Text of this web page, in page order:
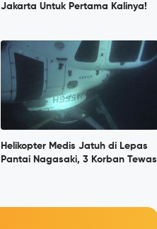
Jakarta Untuk Pertama Kalinya!
Helikopter Medis Jatuh di Lepas
Pantai Nagasaki, 3 Korban Tewas